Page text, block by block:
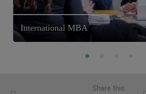
International MBA
Share this: